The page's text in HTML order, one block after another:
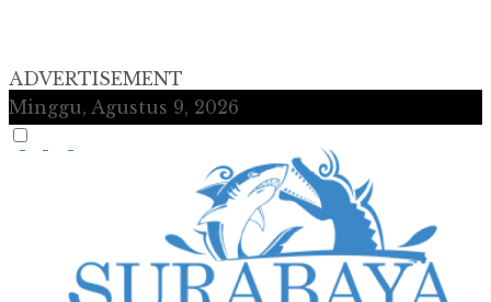
ADVERTISEMENT
Minggu, Agustus 9, 2026